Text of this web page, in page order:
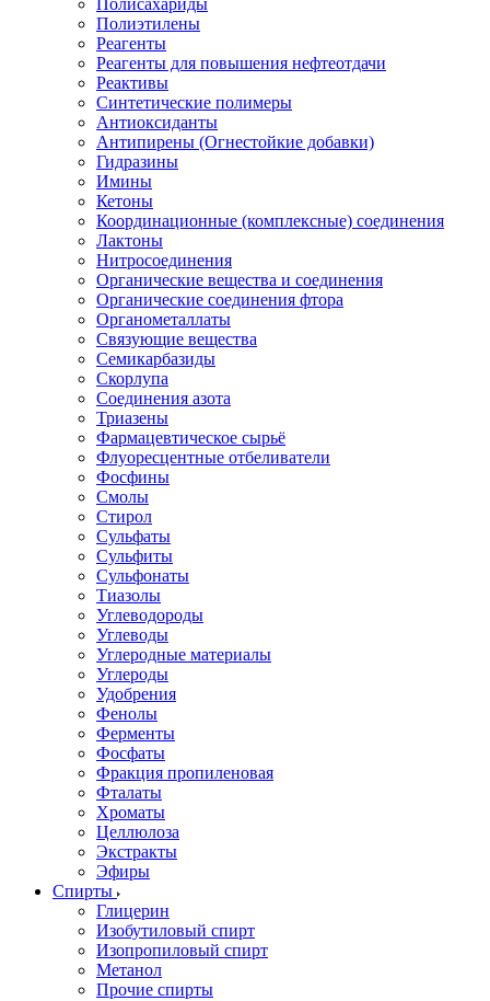
Полисахариды
Полиэтилены
Реагенты
Реагенты для повышения нефтеотдачи
Реактивы
Синтетические полимеры
Антиоксиданты
Антипирены (Огнестойкие добавки)
Гидразины
Имины
Кетоны
Координационные (комплексные) соединения
Лактоны
Нитросоединения
Органические вещества и соединения
Органические соединения фтора
Органометаллаты
Связующие вещества
Семикарбазиды
Скорлупа
Соединения азота
Триазены
Фармацевтическое сырьё
Флуоресцентные отбеливатели
Фосфины
Смолы
Стирол
Сульфаты
Сульфиты
Сульфонаты
Тиазолы
Углеводороды
Углеводы
Углеродные материалы
Углероды
Удобрения
Фенолы
Ферменты
Фосфаты
Фракция пропиленовая
Фталаты
Хроматы
Целлюлоза
Экстракты
Эфиры
Спирты
Глицерин
Изобутиловый спирт
Изопропиловый спирт
Метанол
Прочие спирты